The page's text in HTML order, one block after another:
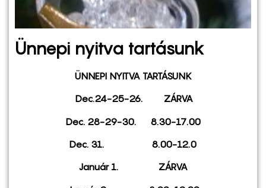
Ünnepi nyitva tartásunk
ÜNNEPI NYITVA TARTÁSUNK
Dec.24-25-26. ZÁRVA
Dec. 28-29-30. 8.30-17.00
Dec. 31. 8.00-12.0
Január 1. ZÁRVA